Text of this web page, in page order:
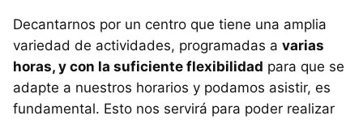
Decantarnos por un centro que tiene una amplia
variedad de actividades, programadas a varias
horas, y con la suficiente flexibilidad para que se
adapte a nuestros horarios y podamos asistir, es
fundamental. Esto nos servirá para poder realizar